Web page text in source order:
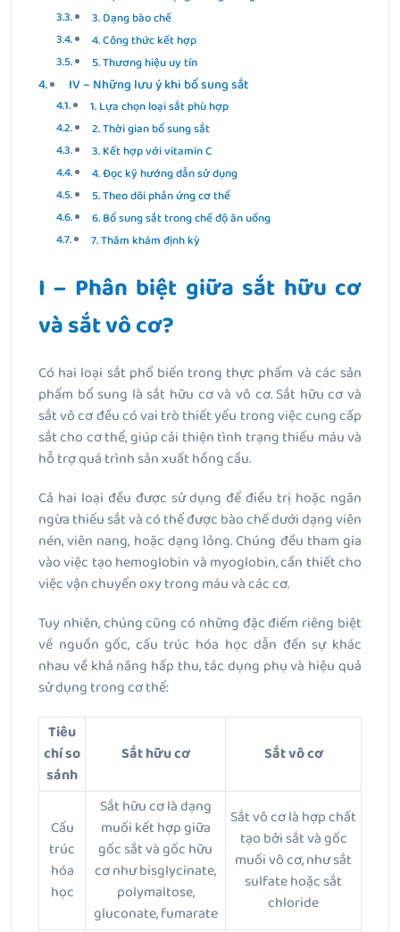
3. Dạng bào chế
4. Công thức kết hợp
5. Thương hiệu uy tín
IV – Những lưu ý khi bổ sung sắt
1. Lựa chọn loại sắt phù hợp
2. Thời gian bổ sung sắt
3. Kết hợp với vitamin C
4. Đọc kỹ hướng dẫn sử dụng
5. Theo dõi phản ứng cơ thể
6. Bổ sung sắt trong chế độ ăn uống
7. Thăm khám định kỳ
I – Phân biệt giữa sắt hữu cơ
và sắt vô cơ?
Có hai loại sắt phổ biến trong thực phẩm và các sản
phẩm bổ sung là sắt hữu cơ và vô cơ. Sắt hữu cơ và
sắt vô cơ đều có vai trò thiết yếu trong việc cung cấp
sắt cho cơ thể, giúp cải thiện tình trạng thiếu máu và
hỗ trợ quá trình sản xuất hồng cầu.
Cả hai loại đều được sử dụng để điều trị hoặc ngăn
ngừa thiếu sắt và có thể được bào chế dưới dạng viên
nén, viên nang, hoặc dạng lỏng. Chúng đều tham gia
vào việc tạo hemoglobin và myoglobin, cần thiết cho
việc vận chuyển oxy trong máu và các cơ.
Tuy nhiên, chúng cũng có những đặc điểm riêng biệt
về nguồn gốc, cấu trúc hóa học dẫn đến sự khác
nhau về khả năng hấp thu, tác dụng phụ và hiệu quả
sử dụng trong cơ thể:
Tiêu
chí so
sánh
Sắt hữu cơ Sắt vô cơ
Cấu
trúc
hóa
học
Sắt hữu cơ là dạng
muối kết hợp giữa
gốc sắt và gốc hữu
cơ như bisglycinate,
polymaltose,
gluconate, fumarate
Sắt vô cơ là hợp chất
tạo bởi sắt và gốc
muối vô cơ, như sắt
sulfate hoặc sắt
chloride